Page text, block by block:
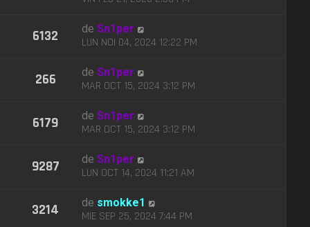
6132 deSn1per
LUN NOI 04, 2024 12:22 PM
266 deSn1per
MAR OCT 15, 2024 3:12 PM
6179 deSn1per
MAR OCT 15, 2024 3:12 PM
9287 deSn1per
LUN OCT 14, 2024 11:21 AM
3214 de smokke1
MIE SEP 25, 2024 7:44 PM